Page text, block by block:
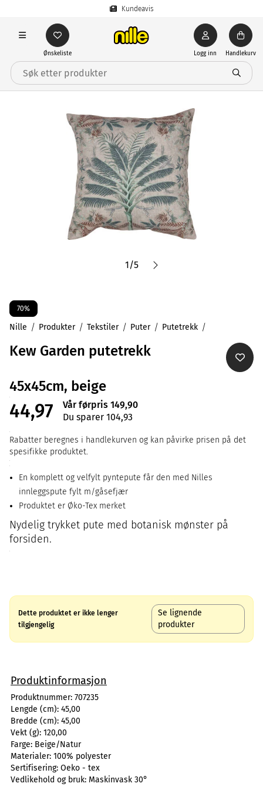
Kundeavis
Ønskeliste Logg inn Handlekurv
1/5
70%
Nille Produkter Tekstiler Puter Putetrekk
Kew Garden putetrekk
45x45cm, beige
44,97
Vår førpris 149,90
Du sparer 104,93
Rabatter beregnes i handlekurven og kan påvirke prisen på det
spesifikke produktet.
En komplett og velfylt pyntepute får den med Nilles
innleggspute fylt m/gåsefjær
Produktet er Øko-Tex merket
Nydelig trykket pute med botanisk mønster på
forsiden.
Dette produktet er ikke lenger
tilgjengelig
Se lignende
produkter
Produktinformasjon
Produktnummer: 707235
Lengde (cm): 45,00
Bredde (cm): 45,00
Vekt (g): 120,00
Farge: Beige/Natur
Materialer: 100% polyester
Sertifisering: Oeko - tex
Vedlikehold og bruk: Maskinvask 30°